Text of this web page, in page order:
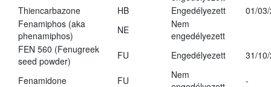
Thiencarbazone
HB Engedélyezett
01/
Fenamiphos (aka
phenamiphos)
NE
Nem
engedélyezett
FEN 560 (Fenugreek
seed powder)
FU Engedélyezett 31/
Fenamidone FU
Nem
-